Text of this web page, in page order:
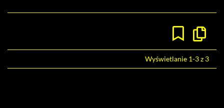
do
Wyświetlanie 1-3 z 3